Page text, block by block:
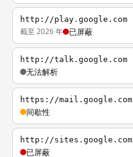
http://play.google.com
截至 2026 年 已屏蔽
http://talk.google.com
无法解析
https://mail.google.com
间歇性
http://sites.google.com
已屏蔽